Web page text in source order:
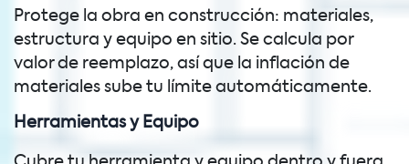
Protege la obra en construcción: materiales,
estructura y equipo en sitio. Se calcula por
valor de reemplazo, así que la inflación de
materiales sube tu límite automáticamente.
Herramientas y Equipo